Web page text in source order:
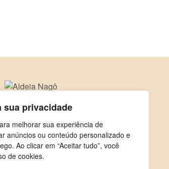
sua privacidade
melhorar sua experiência de
anúncios ou conteúdo personalizado e
Ao clicar em “Aceitar tudo”, você
de cookies.